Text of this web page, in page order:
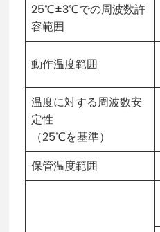
25℃±3℃での周波数許
容範囲
動作温度範囲
温度に対する周波数安
定性
（25℃を基準）
保管温度範囲